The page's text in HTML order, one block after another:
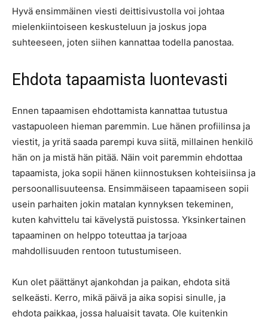
Hyvä ensimmäinen viesti deittisivustolla voi johtaa
mielenkiintoiseen keskusteluun ja joskus jopa
suhteeseen, joten siihen kannattaa todella panostaa.
Ehdota tapaamista luontevasti
Ennen tapaamisen ehdottamista kannattaa tutustua
vastapuoleen hieman paremmin. Lue hänen profiilinsa ja
viestit, ja yritä saada parempi kuva siitä, millainen henkilö
hän on ja mistä hän pitää. Näin voit paremmin ehdottaa
tapaamista, joka sopii hänen kiinnostuksen kohteisiinsa ja
persoonallisuuteensa. Ensimmäiseen tapaamiseen sopii
usein parhaiten jokin matalan kynnyksen tekeminen,
kuten kahvittelu tai kävelystä puistossa. Yksinkertainen
tapaaminen on helppo toteuttaa ja tarjoaa
mahdollisuuden rentoon tutustumiseen.
Kun olet päättänyt ajankohdan ja paikan, ehdota sitä
selkeästi. Kerro, mikä päivä ja aika sopisi sinulle, ja
ehdota paikkaa, jossa haluaisit tavata. Ole kuitenkin